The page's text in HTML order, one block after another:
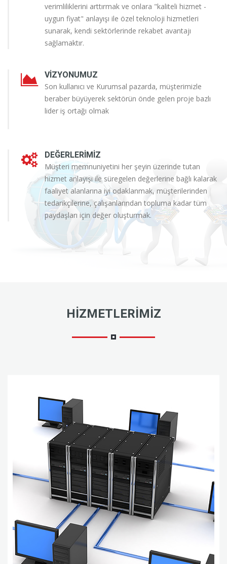
verimliliklerini arttırmak ve onlara "kaliteli hizmet -
uygun fiyat" anlayışı ile özel teknoloji hizmetleri
sunarak, kendi sektörlerinde rekabet avantajı
sağlamaktır.
VIZYONUMUZ
Son kullanıcı ve Kurumsal pazarda, müşterimizle
beraber büyüyerek sektörün önde gelen proje bazlı
lider iş ortağı olmak
DEĞERLERIMIZ
Müşteri memnuniyetini her şeyin üzerinde tutan
hizmet anlayışı ile süregelen değerlerine bağlı kalarak
faaliyet alanlarına iyi odaklanmak, müşterilerinden
tedarikçilerine, çalışanlarından topluma kadar tüm
paydaşları için değer oluşturmak.
HIZMETLERIMIZ